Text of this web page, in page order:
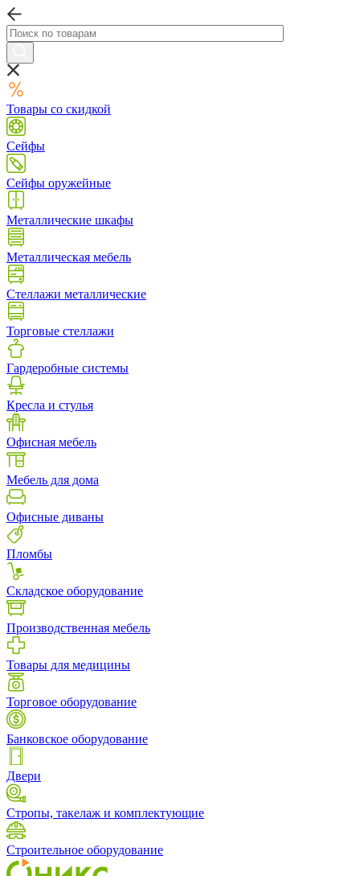
Товары со скидкой
Сейфы
Сейфы оружейные
Металлические шкафы
Металлическая мебель
Стеллажи металлические
Торговые стеллажи
Гардеробные системы
Кресла и стулья
Офисная мебель
Мебель для дома
Офисные диваны
Пломбы
Складское оборудование
Производственная мебель
Товары для медицины
Торговое оборудование
Банковское оборудование
Двери
Стропы, такелаж и комплектующие
Строительное оборудование